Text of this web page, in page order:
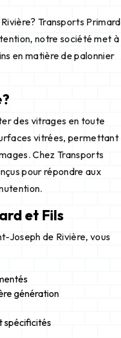
Transports Primard
notre société met à
en matière de palonnier
des vitrages en toute
vitrées, permettant
Chez Transports
pour répondre aux
et Fils
Joseph de Rivière, vous
génération
spécificités